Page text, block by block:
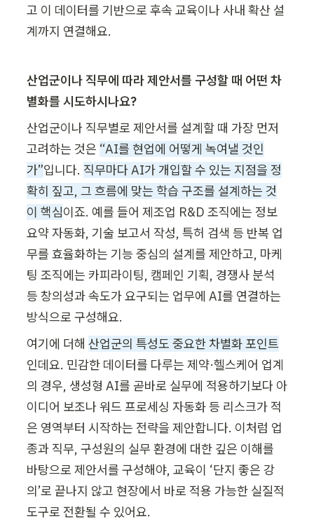
고 이 데이터를 기반으로 후속 교육이나 사내 확산 설
계까지 연결해요.
산업군이나 직무에 따라 제안서를 구성할 때 어떤 차
별화를 시도하시나요?
산업군이나 직무별로 제안서를 설계할 때 가장 먼저
고려하는 것은 “AI를 현업에 어떻게 녹여낼 것인
가”입니다. 직무마다 AI가 개입할 수 있는 지점을 정
확히 짚고, 그 흐름에 맞는 학습 구조를 설계하는 것
이 핵심이죠. 예를 들어 제조업 R&D 조직에는 정보
요약 자동화, 기술 보고서 작성, 특허 검색 등 반복 업
무를 효율화하는 기능 중심의 설계를 제안하고, 마케
팅 조직에는 카피라이팅, 캠페인 기획, 경쟁사 분석
등 창의성과 속도가 요구되는 업무에 AI를 연결하는
방식으로 구성해요.
여기에 더해 산업군의 특성도 중요한 차별화 포인트
인데요. 민감한 데이터를 다루는 제약·헬스케어 업계
의 경우, 생성형 AI를 곧바로 실무에 적용하기보다 아
이디어 보조나 워드 프로세싱 자동화 등 리스크가 적
은 영역부터 시작하는 전략을 제안합니다. 이처럼 업
종과 직무, 구성원의 실무 환경에 대한 깊은 이해를
바탕으로 제안서를 구성해야, 교육이 ‘단지 좋은 강
의’로 끝나지 않고 현장에서 바로 적용 가능한 실질적
도구로 전환될 수 있어요.